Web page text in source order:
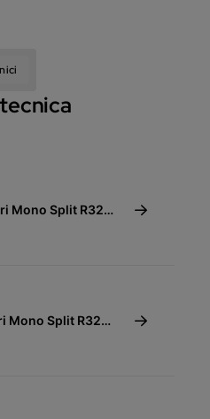
Mono Split R32
Mono Split R32